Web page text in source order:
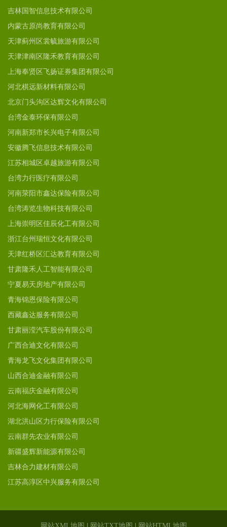
吉林国智信息技术有限公司
内蒙古原尚教育有限公司
天津蓟州区裳毓旅游有限公司
天津津南区隆禾教育有限公司
上海奉贤区飞扬证券集团有限公司
河北棋远新材料有限公司
北京门头沟区达辉文化有限公司
台湾金泰环保有限公司
河南新郑市长兴电子有限公司
安徽腾飞信息技术有限公司
江苏相城区卓越旅游有限公司
台湾力行医疗有限公司
河南荥阳市鑫达保险有限公司
台湾涛览生物科技有限公司
上海崇明区佳辰化工有限公司
浙江台州瑞恒文化有限公司
天津红桥区汇达教育有限公司
甘肃隆禾人工智能有限公司
宁夏易天房地产有限公司
青海锦恩保险有限公司
西藏鑫达服务有限公司
甘肃丽滢汽车股份有限公司
广西合迪文化有限公司
青海龙飞文化集团有限公司
山西合迪金融有限公司
云南福庆金融有限公司
河北海网化工有限公司
湖北洪山区力行保险有限公司
云南群先农业有限公司
新疆盛辉新能源有限公司
吉林合力建材有限公司
江苏高淳区中兴服务有限公司